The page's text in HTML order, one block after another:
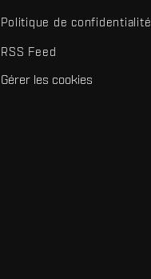
Politique de confidentialité
RSS Feed
Gérer les cookies